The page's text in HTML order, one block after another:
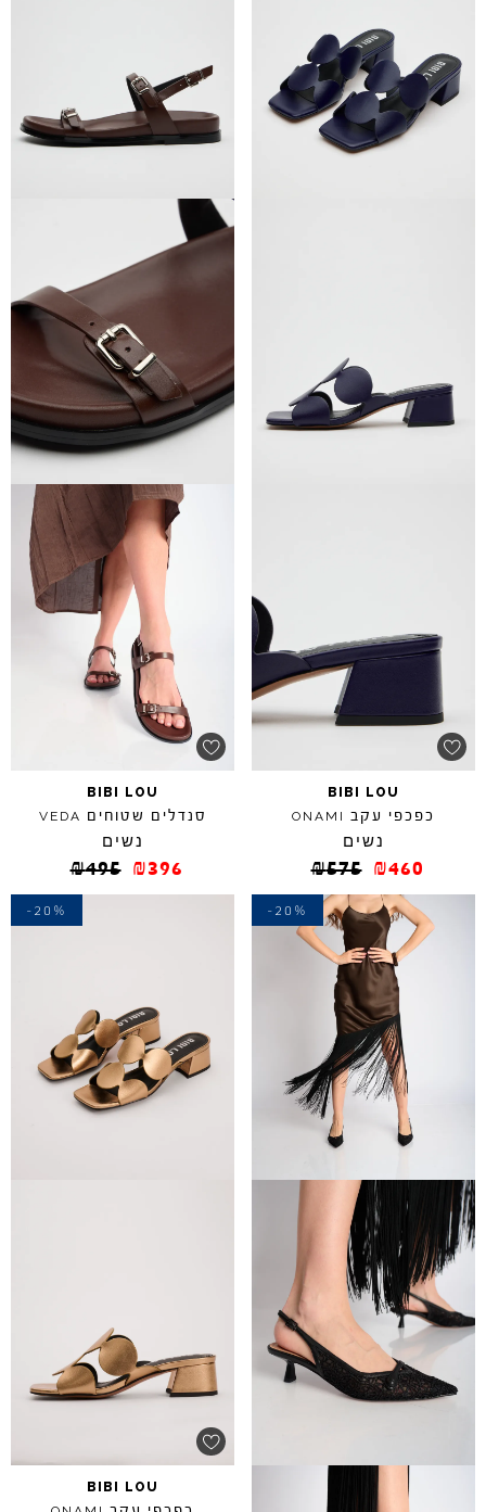
BIBI LOU
כפכפי עקב ONAMI
נשים
₪575 ₪460
BIBI LOU
סנדלים שטוחים VEDA
נשים
₪495 ₪396
-20%
-20%
BIBI LOU